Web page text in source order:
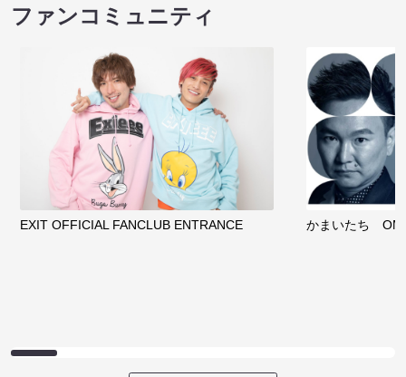
ファンコミュニティ
EXIT OFFICIAL FANCLUB ENTRANCE かまいたち